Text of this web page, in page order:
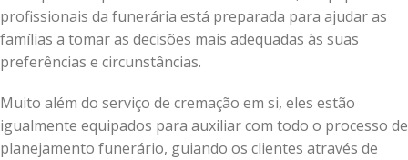
profissionais da funerária está preparada para ajudar as
famílias a tomar as decisões mais adequadas às suas
preferências e circunstâncias.
Muito além do serviço de cremação em si, eles estão
igualmente equipados para auxiliar com todo o processo de
planejamento funerário, guiando os clientes através de